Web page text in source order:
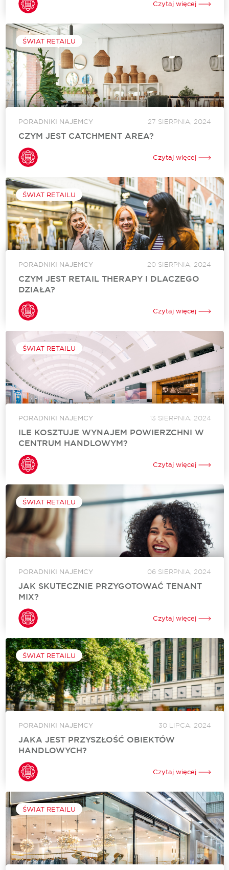
nieruchomości. Cel jego opracowania w 2021 roku był bardzo
prosty - umożliwić ocenę budynków pod względem stopnia
Czytaj więcej
ŚWIAT RETAILU
PORADNIKI NAJEMCY 27 SIERPNIA, 2024
CZYM JEST CATCHMENT AREA?
W branży handlu detalicznego dogłębne zrozumienie oraz
umiejętne zarządzanie obszarem oddziaływania to jedne z
najważniejszych elementów skutecznej strategii biznesowej.
z którego centrum...
Czytaj więcej
ŚWIAT RETAILU
PORADNIKI NAJEMCY 20 SIERPNIA, 2024
CZYM JEST RETAIL THERAPY I DLACZEGO
DZIAŁA?
Czy shopping może być lekarstwem? Okazuje się, że tak.
Coraz popularniejsze w Polsce i na całym świecie staje się
retail therapy, czyli terapia zakupami. Dlaczego? Wydawanie
Czytaj więcej
ŚWIAT RETAILU
PORADNIKI NAJEMCY 13 SIERPNIA, 2024
ILE KOSZTUJE WYNAJEM POWIERZCHNI W
CENTRUM HANDLOWYM?
Zakupy w galerii handlowej to często jedna z form rozrywki.
Najważniejsze sklepy, punkty usługowe, kina, gastronomia -
wszystko w jednym miejscu. Wizyty w centrum handlowym
Czytaj więcej
ŚWIAT RETAILU
PORADNIKI NAJEMCY 06 SIERPNIA, 2024
JAK SKUTECZNIE PRZYGOTOWAĆ TENANT
MIX?
Jak przygotować skuteczny tenant mix, czyli odpowiedni
dobór najemców w centrum czy parku handlowym, aby jak
najlepiej wykorzystać dostępną przestrzeń i zapewnić
które...
Czytaj więcej
ŚWIAT RETAILU
PORADNIKI NAJEMCY 30 LIPCA, 2024
JAKA JEST PRZYSZŁOŚĆ OBIEKTÓW
HANDLOWYCH?
Zamknięte budynki, porośnięte roślinnością witryny, zakurzone
półki - czy taka jest przyszłość centrów handlowych? W
ostatnich latach można było usłyszeć wiele apokaliptycznych
Czytaj więcej
ŚWIAT RETAILU